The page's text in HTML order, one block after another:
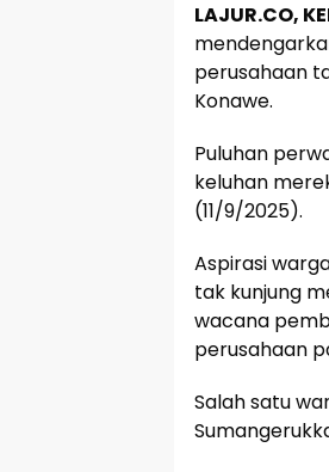
LAJUR.CO,
perusahaan
Konawe.
Puluhan
keluhan
(11/9/2025).
Aspirasi
tak kunjung
wacana
perusahaan
Salah satu